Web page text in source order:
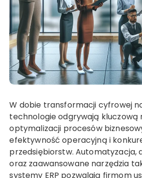
W dobie transformacji cyfrowej nowoczesne
technologie odgrywają kluczową
optymalizacji procesów
efektywność operacyjną i
przedsiębiorstw. Automatyzacja,
oraz zaawansowane narzędzia
systemy ERP pozwalają firmom